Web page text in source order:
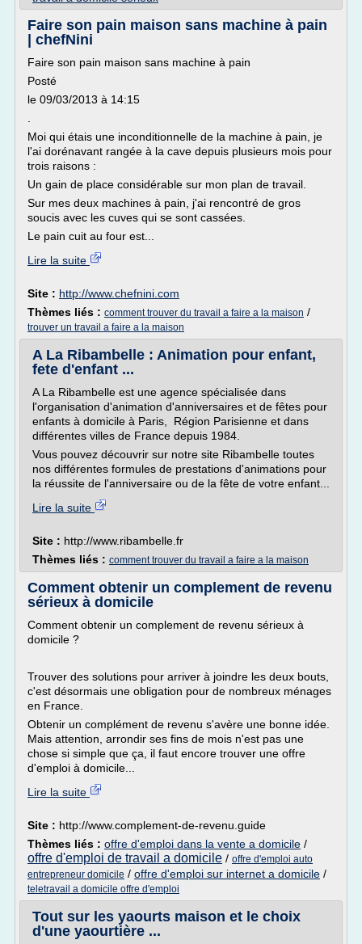
Faire son pain maison sans machine à pain
| chefNini
Faire son pain maison sans machine à pain
Posté
le 09/03/2013 à 14:15
Moi qui étais une inconditionnelle de la machine à pain, je
l'ai dorénavant rangée à la cave depuis plusieurs mois pour
trois raisons :
Un gain de place considérable sur mon plan de travail.
Sur mes deux machines à pain, j'ai rencontré de gros
soucis avec les cuves qui se sont cassées.
Le pain cuit au four est...
Lire la suite
Site : http://www.chefnini.com
Thèmes liés : comment trouver du travail a faire a la maison /
trouver un travail a faire a la maison
A La Ribambelle : Animation pour enfant,
fete d'enfant ...
A La Ribambelle est une agence spécialisée dans
l'organisation d'animation d'anniversaires et de fêtes pour
enfants à domicile à Paris, Région Parisienne et dans
différentes villes de France depuis 1984.
Vous pouvez découvrir sur notre site Ribambelle toutes
nos différentes formules de prestations d'animations pour
la réussite de l'anniversaire ou de la fête de votre enfant...
Lire la suite
Site : http://www.ribambelle.fr
Thèmes liés : comment trouver du travail a faire a la maison
Comment obtenir un complement de revenu
sérieux à domicile
Comment obtenir un complement de revenu sérieux à
domicile ?
Trouver des solutions pour arriver à joindre les deux bouts,
c'est désormais une obligation pour de nombreux ménages
en France.
Obtenir un complément de revenu s'avère une bonne idée.
Mais attention, arrondir ses fins de mois n'est pas une
chose si simple que ça, il faut encore trouver une offre
d'emploi à domicile...
Lire la suite
Site : http://www.complement-de-revenu.guide
Thèmes liés : offre d'emploi dans la vente a domicile /
offre d'emploi de travail a domicile / offre d'emploi auto
entrepreneur domicile / offre d'emploi sur internet a domicile /
teletravail a domicile offre d'emploi
Tout sur les yaourts maison et le choix
d'une yaourtière ...